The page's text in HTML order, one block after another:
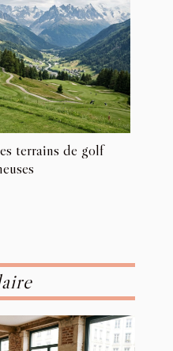
terrains de golf